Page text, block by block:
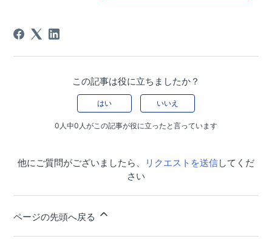
この記事は役に立ちましたか？
はい いいえ
0人中0人がこの記事が役に立ったと言っています
他にご質問がございましたら、 リクエストを送信してくだ
さい
ページの先頭へ戻る